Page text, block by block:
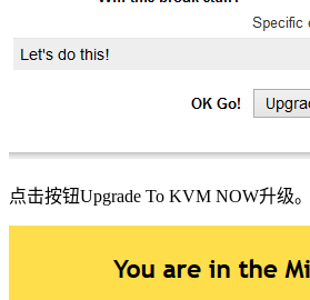
点击按钮Upgrade To KVM NOW升级。